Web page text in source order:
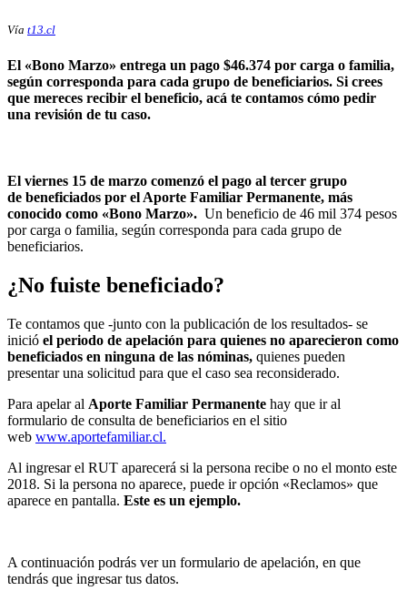
Vía t13.cl
El «Bono Marzo» entrega un pago $46.374 por carga o familia,
según corresponda para cada grupo de beneficiarios. Si crees
que mereces recibir el beneficio, acá te contamos cómo pedir
una revisión de tu caso.
El viernes 15 de marzo comenzó el pago al tercer grupo
de beneficiados por el Aporte Familiar Permanente, más
conocido como «Bono Marzo». Un beneficio de 46 mil 374 pesos
por carga o familia, según corresponda para cada grupo de
beneficiarios.
¿No fuiste beneficiado?
Te contamos que -junto con la publicación de los resultados- se
inició el periodo de apelación para quienes no aparecieron como
beneficiados en ninguna de las nóminas, quienes pueden
presentar una solicitud para que el caso sea reconsiderado.
Para apelar al Aporte Familiar Permanente hay que ir al
formulario de consulta de beneficiarios en el sitio
web www.aportefamiliar.cl.
Al ingresar el RUT aparecerá si la persona recibe o no el monto este
2018. Si la persona no aparece, puede ir opción «Reclamos» que
aparece en pantalla. Este es un ejemplo.
A continuación podrás ver un formulario de apelación, en que
tendrás que ingresar tus datos.